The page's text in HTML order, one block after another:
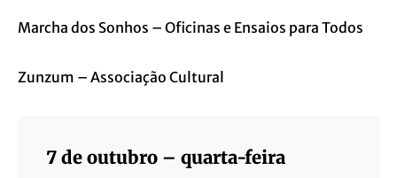
Marcha dos Sonhos – Oficinas e Ensaios para Todos
Zunzum – Associação Cultural
7 de outubro – quarta-feira